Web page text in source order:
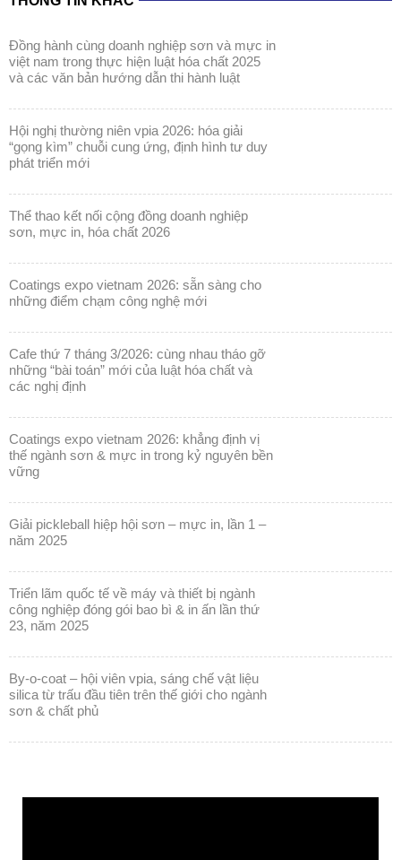
đồng hành cùng doanh nghiệp sơn và mực in
việt nam trong thực hiện luật hóa chất 2025
và các văn bản hướng dẫn thi hành luật
hội nghị thường niên vpia 2026: hóa giải
“gọng kìm” chuỗi cung ứng, định hình tư duy
phát triển mới
thể thao kết nối cộng đồng doanh nghiệp
sơn, mực in, hóa chất 2026
coatings expo vietnam 2026: sẵn sàng cho
những điểm chạm công nghệ mới
cafe thứ 7 tháng 3/2026: cùng nhau tháo gỡ
những “bài toán” mới của luật hóa chất và
các nghị định
coatings expo vietnam 2026: khẳng định vị
thế ngành sơn & mực in trong kỷ nguyên bền
vững
giải pickleball hiệp hội sơn – mực in, lần 1 –
năm 2025
triển lãm quốc tế về máy và thiết bị ngành
công nghiệp đóng gói bao bì & in ấn lần thứ
23, năm 2025
by-o-coat – hội viên vpia, sáng chế vật liệu
silica từ trấu đầu tiên trên thế giới cho ngành
sơn & chất phủ